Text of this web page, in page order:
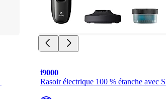
i9000
Rasoir électrique 100 % étanche avec